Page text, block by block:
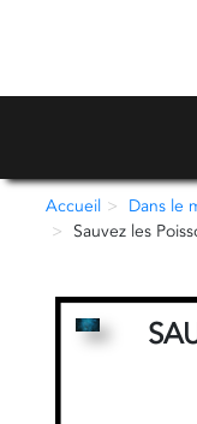
Accueil Dans le
Sauvez les